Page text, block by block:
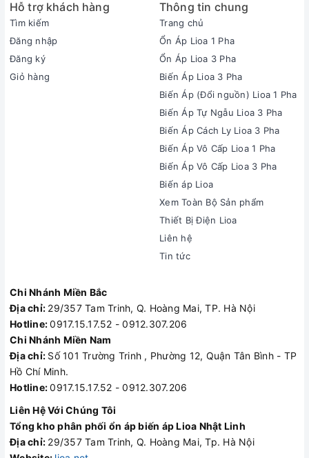
Hỗ trợ khách hàng
Tìm kiếm
Đăng nhập
Đăng ký
Giỏ hàng
Thông tin chung
Trang chủ
Ổn Áp Lioa 1 Pha
Ổn Áp Lioa 3 Pha
Biến Áp Lioa 3 Pha
Biến Áp (Đổi nguồn) Lioa 1 Pha
Biến Áp Tự Ngẫu Lioa 3 Pha
Biến Áp Cách Ly Lioa 3 Pha
Biến Áp Vô Cấp Lioa 1 Pha
Biến Áp Vô Cấp Lioa 3 Pha
Biến áp Lioa
Xem Toàn Bộ Sản phẩm
Thiết Bị Điện Lioa
Liên hệ
Tin tức
Chi Nhánh Miền Bắc
Địa chỉ: 29/357 Tam Trinh, Q. Hoàng Mai, TP. Hà Nội
Hotline:0917.15.17.52 - 0912.307.206
Chi Nhánh Miền Nam
Địa chỉ: Số 101 Trường Trinh , Phường 12, Quận Tân Bình - TP
Hồ Chí Minh.
Hotline:0917.15.17.52 - 0912.307.206
Liên Hệ Với Chúng Tôi
Tổng kho phân phối ổn áp biến áp Lioa Nhật Linh
Địa chỉ: 29/357 Tam Trinh, Q. Hoàng Mai, Tp. Hà Nội